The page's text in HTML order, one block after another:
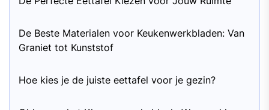
De Beste Materialen voor Keukenwerkbladen: Van
Graniet tot Kunststof
Hoe kies je de juiste eettafel voor je gezin?